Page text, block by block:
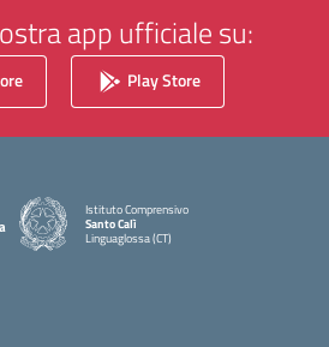
app ufficiale su:
Play Store
Istituto Comprensivo
Santo Calì
Linguaglossa (CT)
— Visita la pagina iniziale della scuola